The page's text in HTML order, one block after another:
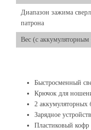
Диапазон зажима
патрона
Вес (с аккумуляторным
Быстросменный
Крючок для
2
Зарядное
Пластиковый кофр